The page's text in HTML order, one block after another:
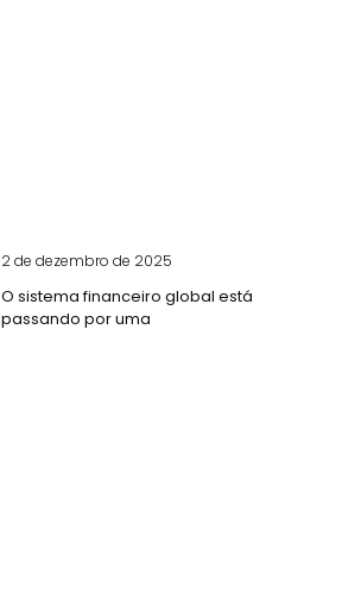
2 de dezembro de 2025
O sistema financeiro global está
passando por uma